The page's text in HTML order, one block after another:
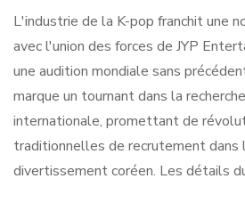
L'industrie de la K-pop franchit une
avec l'union des forces de JYP
une audition mondiale sans
marque un tournant dans la
internationale, promettant de
traditionnelles de recrutement dans
divertissement coréen. Les détails